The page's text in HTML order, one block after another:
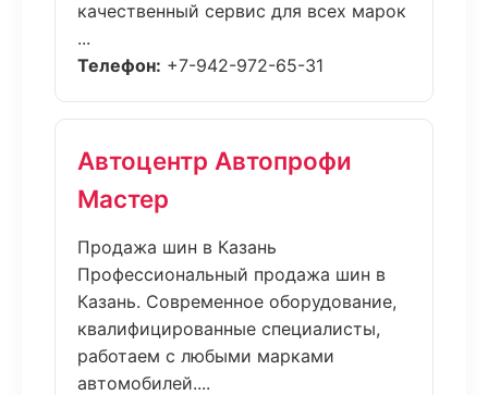
качественный сервис для всех марок
...
Телефон: +7-942-972-65-31
Автоцентр Автопрофи
Мастер
Продажа шин в Казань
Профессиональный продажа шин в
Казань. Современное оборудование,
квалифицированные специалисты,
работаем с любыми марками
автомобилей....